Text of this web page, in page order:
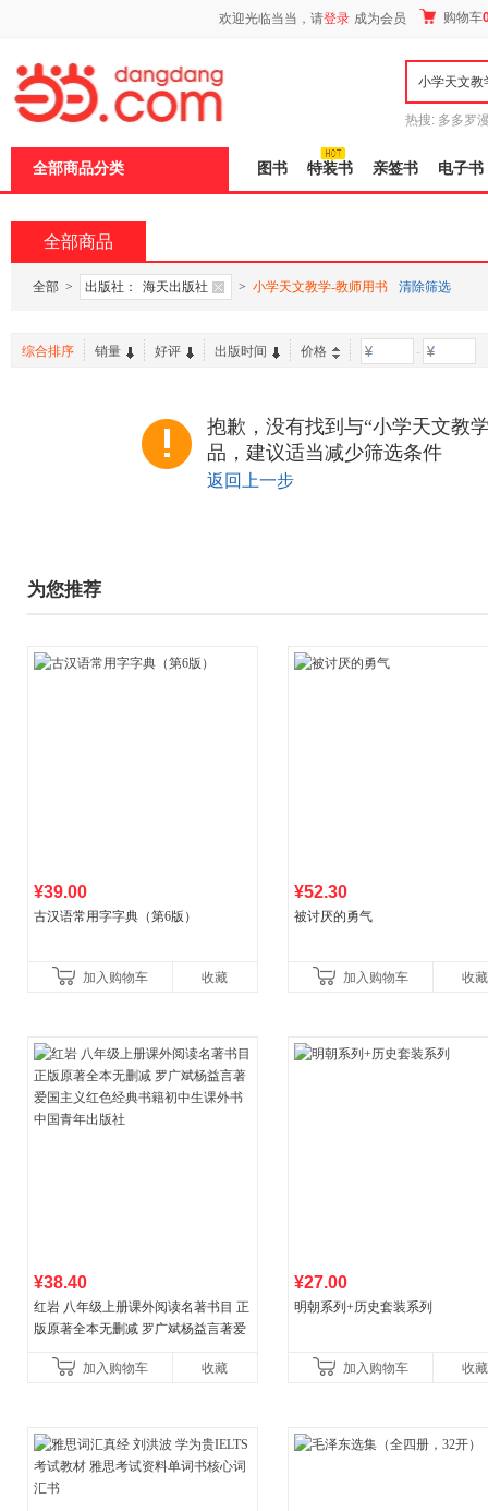
欢迎光临当当，请登录 成为会员 购物车
热搜: 多多罗
全部商品分类 图书 特装书 亲签书 电子书
全部商品
全部 > 出版社： 海天出版社 > 小学天文教学-教师用书 清除筛选
综合排序 销量 好评 出版时间 价格 -
抱歉，没有找到与“小学天文教
品，建议适当减少筛选条件
返回上一步
为您推荐
¥39.00
古汉语常用字字典（第6版）
加入购物车 收藏
¥52.30
被讨厌的勇气
加入购物车 收藏
¥38.40
红岩 八年级上册课外阅读名著书目 正
版原著全本无删减 罗广斌杨益言著爱
国青年出版社加入购物车 收藏
¥27.00
明朝系列+历史套装系列
加入购物车 收藏
页
加